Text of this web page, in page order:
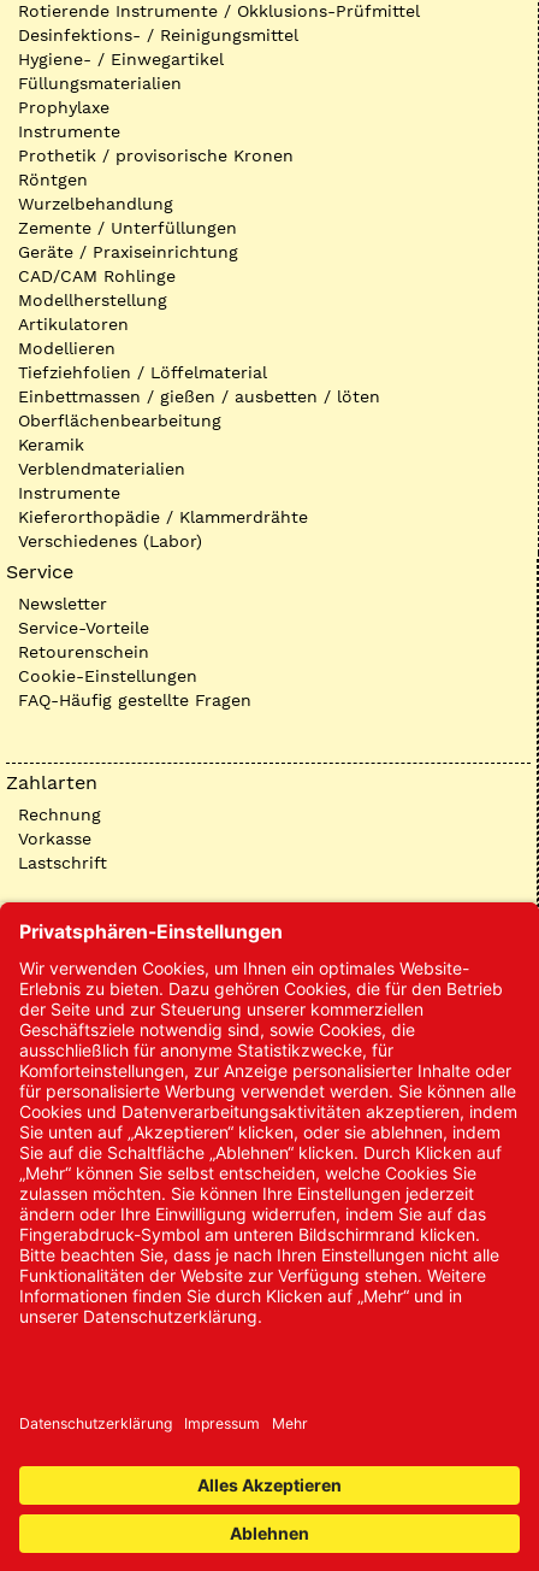
Rotierende Instrumente / Okklusions-Prüfmittel
Desinfektions- / Reinigungsmittel
Hygiene- / Einwegartikel
Füllungsmaterialien
Prophylaxe
Instrumente
Prothetik / provisorische Kronen
Röntgen
Wurzelbehandlung
Zemente / Unterfüllungen
Geräte / Praxiseinrichtung
CAD/CAM Rohlinge
Modellherstellung
Artikulatoren
Modellieren
Tiefziehfolien / Löffelmaterial
Einbettmassen / gießen / ausbetten / löten
Oberflächenbearbeitung
Keramik
Verblendmaterialien
Instrumente
Kieferorthopädie / Klammerdrähte
Verschiedenes (Labor)
Service
Newsletter
Service-Vorteile
Retourenschein
Cookie-Einstellungen
FAQ-Häufig gestellte Fragen
Zahlarten
Rechnung
Vorkasse
Lastschrift
Kontakt
Kontakt/Anfrage
Neukundenanmeldung
Kennwort vergessen
Bestellungen
Sendung verfolgen
© 2024 Promed Vertriebsgesellschaft mbH | Alle Rechte
* Alle Preise zzgl. gesetzlicher Mehrwertsteuer
Impressum AGB Datenschutz Nachhaltigkeit